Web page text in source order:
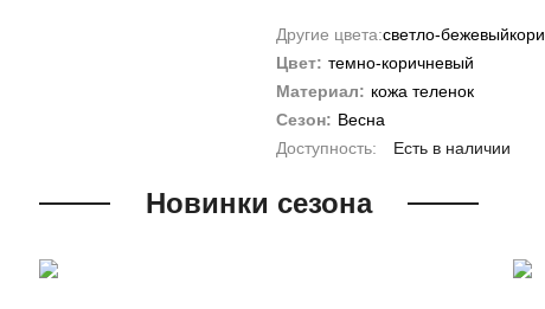
Другие цвета:светло-бежевый
Цвет: темно-коричневый
Материал: кожа теленок
Сезон: Весна
Есть в наличии
Новинки сезона